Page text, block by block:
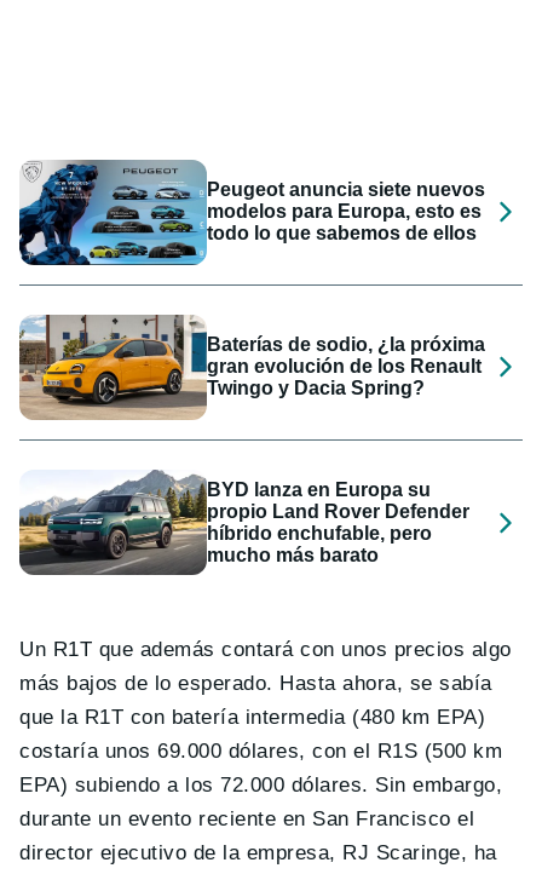
Peugeot anuncia siete nuevos
modelos para Europa, esto es
todo lo que sabemos de ellos
Baterías de sodio, ¿la próxima
gran evolución de los Renault
Twingo y Dacia Spring?
BYD lanza en Europa su
propio Land Rover Defender
híbrido enchufable, pero
mucho más barato
Un R1T que además contará con unos precios algo
más bajos de lo esperado. Hasta ahora, se sabía
que la R1T con batería intermedia (480 km EPA)
costaría unos 69.000 dólares, con el R1S (500 km
EPA) subiendo a los 72.000 dólares. Sin embargo,
durante un evento reciente en San Francisco el
director ejecutivo de la empresa, RJ Scaringe, ha